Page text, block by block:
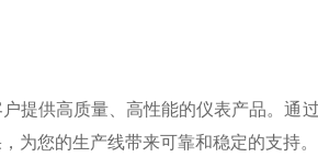
提供高质量、高性能的仪表产品。通
为您的生产线带来可靠和稳定的支持。